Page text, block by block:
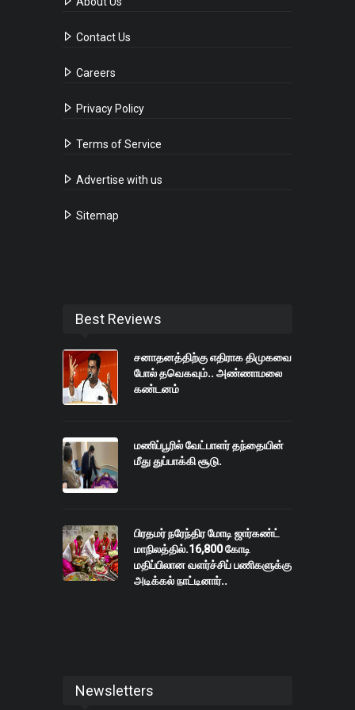
Contact Us
Careers
Privacy Policy
Terms of Service
Advertise with us
Sitemap
Best Reviews
சனாதனத்திற்கு எதிராக திமுகவை
போல் தவெகவும்.. அண்ணாமலை
கண்டனம்
மணிப்பூரில் வேட்பாளர் தந்தையின்
மீது துப்பாக்கி சூடு.
பிரதமர் நரேந்திர மோடி ஜார்கண்ட்
மாநிலத்தில்.16,800 கோடி
மதிப்பிலான வளர்ச்சிப் பணிகளுக்கு
அடிக்கல் நாட்டினார்..
Newsletters